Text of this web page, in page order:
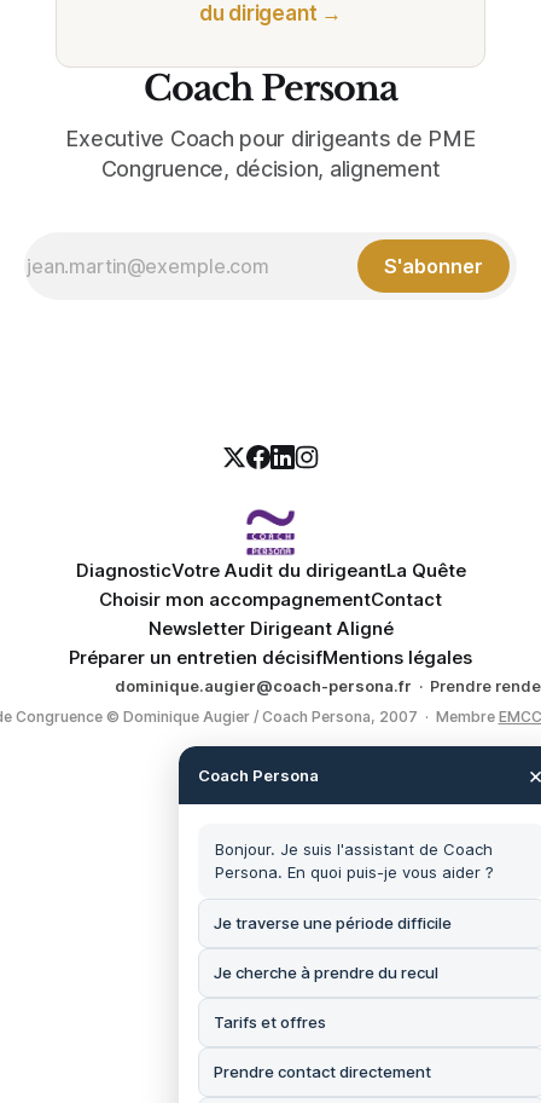
du dirigeant →
Coach Persona
Executive Coach pour dirigeants de PME
Congruence, décision, alignement
S'abonner
DiagnosticVotre Audit du dirigeantLa Quête
Choisir mon accompagnementContact
Newsletter Dirigeant Aligné
Préparer un entretien décisifMentions légales
dominique.augier@coach-persona.fr · Prendre
Congruence © Dominique Augier / Coach Persona, 2007 · Membre
Coach Persona
Bonjour. Je suis l'assistant de Coach
Persona. En quoi puis-je vous aider ?
Je traverse une période difficile
Je cherche à prendre du recul
Tarifs et offres
Prendre contact directement